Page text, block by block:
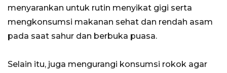
menyarankan untuk rutin menyikat gigi serta
mengkonsumsi makanan sehat dan rendah asam
pada saat sahur dan berbuka puasa.
Selain itu, juga mengurangi konsumsi rokok agar